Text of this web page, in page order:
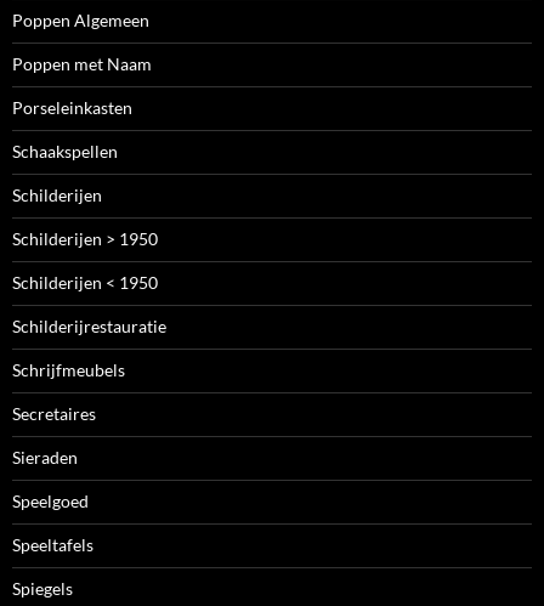
Poppen Algemeen
Poppen met Naam
Porseleinkasten
Schaakspellen
Schilderijen
Schilderijen > 1950
Schilderijen < 1950
Schilderijrestauratie
Schrijfmeubels
Secretaires
Sieraden
Speelgoed
Speeltafels
Spiegels